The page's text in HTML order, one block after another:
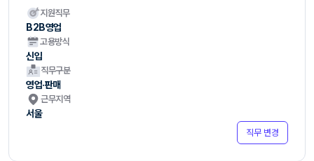
지원직무
B2B영업
고용방식
신입
직무구분
영업·판매
근무지역
서울
직무 변경